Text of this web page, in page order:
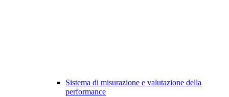
Sistema di misurazione e valutazione della
performance